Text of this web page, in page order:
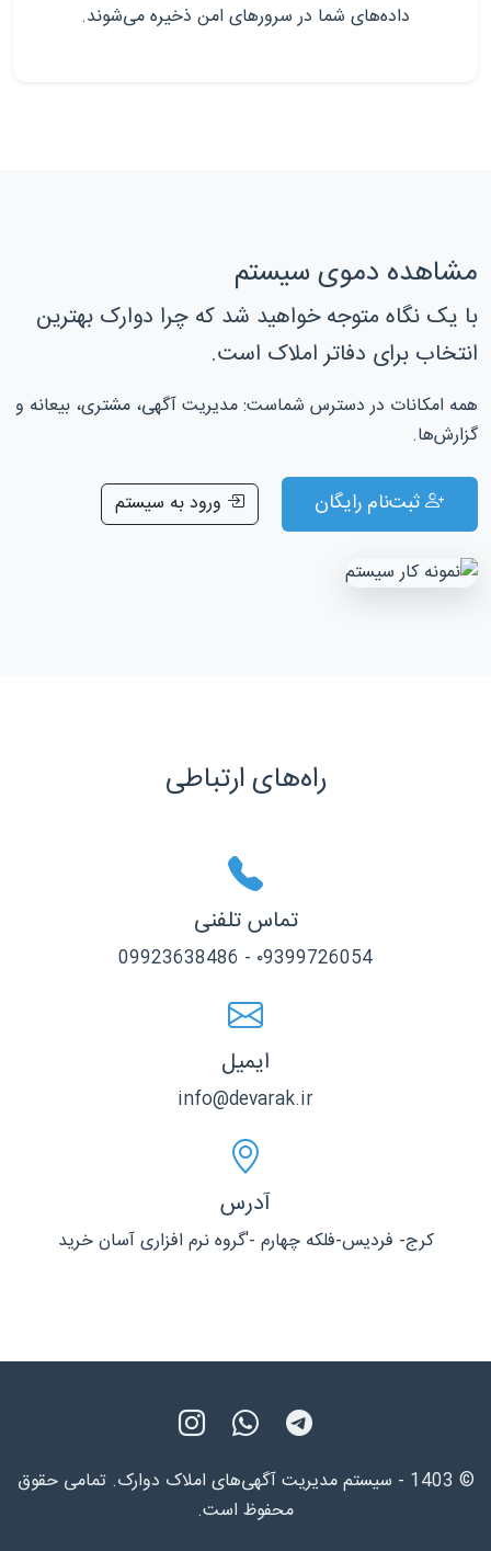
داده‌های شما در سرورهای امن ذخیره می‌شوند.
مشاهده دموی سیستم
با یک نگاه متوجه خواهید شد که چرا دوارک بهترین
انتخاب برای دفاتر املاک است.
همه امکانات در دسترس شماست: مدیریت آگهی، مشتری، بیعانه و
گزارش‌ها.
ثبت‌نام رایگان ورود به سیستم
راه‌های ارتباطی
تماس تلفنی
۰9399726054 - 09923638486
ایمیل
info@devarak.ir
آدرس
کرج- فردیس-فلکه چهارم -'گروه نرم افزاری آسان خرید
© 1403 - سیستم مدیریت آگهی‌های املاک دوارک. تمامی حقوق
محفوظ است.